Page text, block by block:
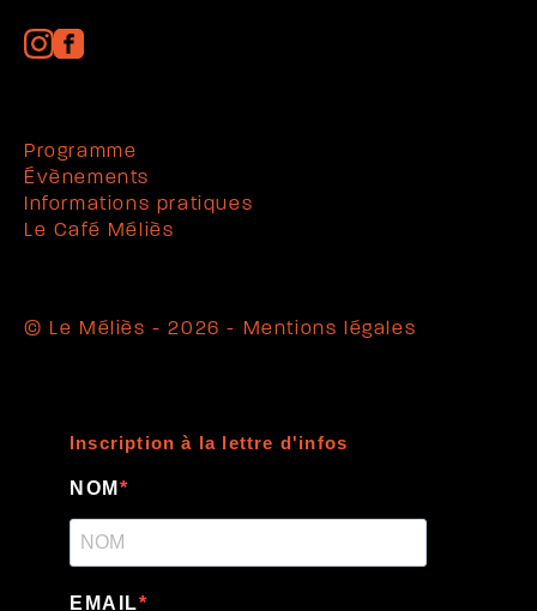
Programme
Évènements
Informations pratiques
Le Café Méliès
© Le Méliès - 2026 - Mentions légales
Inscription à la lettre d'infos
NOM
EMAIL